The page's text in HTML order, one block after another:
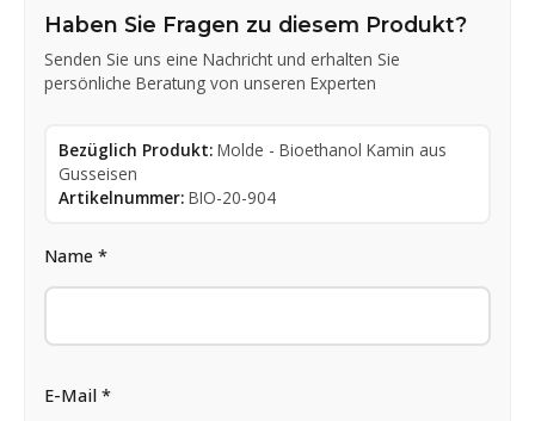
Haben Sie Fragen zu diesem Produkt?
Senden Sie uns eine Nachricht und erhalten Sie
persönliche Beratung von unseren Experten
Bezüglich Produkt: Molde - Bioethanol Kamin aus
Gusseisen
Artikelnummer: BIO-20-904
Name *
E-Mail *